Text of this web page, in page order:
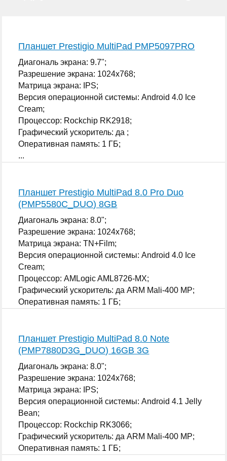
Планшет Prestigio MultiPad PMP5097PRO
Диагональ экрана: 9.7";
Разрешение экрана: 1024x768;
Матрица экрана: IPS;
Версия операционной системы: Android 4.0 Ice
Cream;
Процессор: Rockchip RK2918;
Графический ускоритель: да ;
Оперативная память: 1 ГБ;
...
Планшет Prestigio MultiPad 8.0 Pro Duo
(PMP5580C_DUO) 8GB
Диагональ экрана: 8.0";
Разрешение экрана: 1024x768;
Матрица экрана: TN+Film;
Версия операционной системы: Android 4.0 Ice
Cream;
Процессор: AMLogic AML8726-MX;
Графический ускоритель: да ARM Mali-400 MP;
Оперативная память: 1 ГБ;
Планшет Prestigio MultiPad 8.0 Note
(PMP7880D3G_DUO) 16GB 3G
Диагональ экрана: 8.0";
Разрешение экрана: 1024x768;
Матрица экрана: IPS;
Версия операционной системы: Android 4.1 Jelly
Bean;
Процессор: Rockchip RK3066;
Графический ускоритель: да ARM Mali-400 MP;
Оперативная память: 1 ГБ;